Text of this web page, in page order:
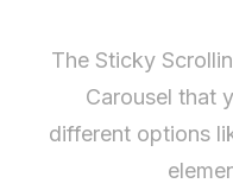
The Sticky
Carousel that
different options